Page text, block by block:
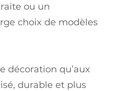
ou un
choix de modèles
décoration qu’aux
durable et plus